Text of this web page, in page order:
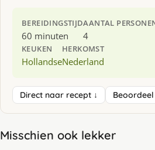
BEREIDINGSTIJD
60 minuten
AANTAL
4
KEUKEN
Hollandse
HERKOMST
Nederland
Direct naar recept ↓
Misschien ook lekker